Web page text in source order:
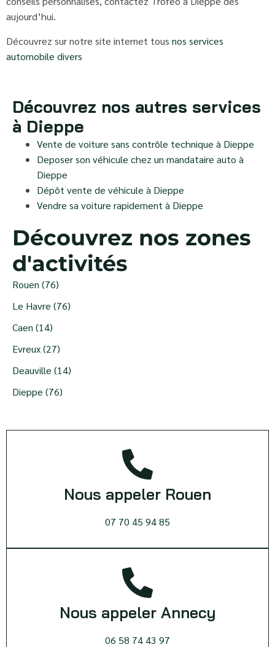
aujourd’hui.
Découvrez sur notre site internet tous nos services
automobile divers
Découvrez nos autres services
à Dieppe
Vente de voiture sans contrôle technique à Dieppe
Deposer son véhicule chez un mandataire auto à
Dieppe
Dépôt vente de véhicule à Dieppe
Vendre sa voiture rapidement à Dieppe
Découvrez nos zones
d'activités
Rouen (76)
Le Havre (76)
Caen (14)
Evreux (27)
Deauville (14)
Dieppe (76)
Nous appeler Rouen
07 70 45 94 85
Nous appeler Annecy
06 58 74 43 97